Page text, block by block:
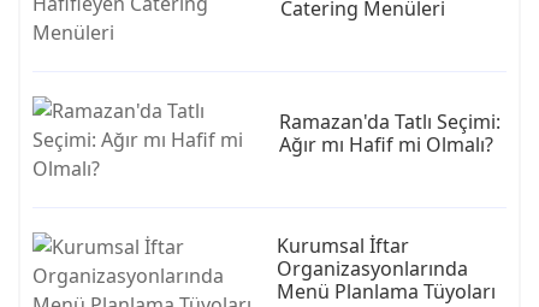
Catering Menüleri
Ramazan'da Tatlı Seçimi:
Ağır mı Hafif mi Olmalı?
Kurumsal İftar
Organizasyonlarında
Menü Planlama Tüyoları